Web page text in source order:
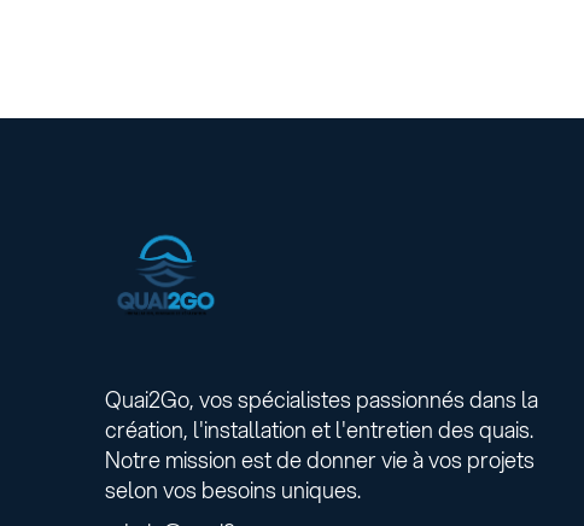
Quai2Go, vos spécialistes passionnés dans la
création, l'installation et l'entretien des quais.
Notre mission est de donner vie à vos projets
selon vos besoins uniques.